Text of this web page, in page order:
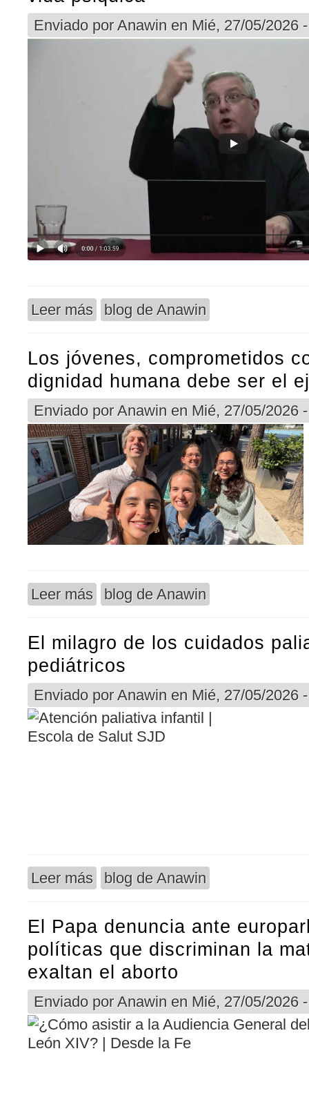
Enviado porAnawin en Mié, 27/05/2026
Leer más sobre Video Voz Catolica : el equilibrio en
blog de Anawin
Los jóvenes, comprometidos
dignidad humana debe ser el
Enviado porAnawin en Mié, 27/05/2026
Leer más sobre Los jóvenes, comprometidos con la vida:
blog de Anawin
El milagro de los cuidados
pediátricos
Enviado porAnawin en Mié, 27/05/2026
Leer más sobre El milagro de los cuidados paliativos
blog de Anawin
El Papa denuncia ante
políticas que discriminan la
exaltan el aborto
Enviado porAnawin en Mié, 27/05/2026